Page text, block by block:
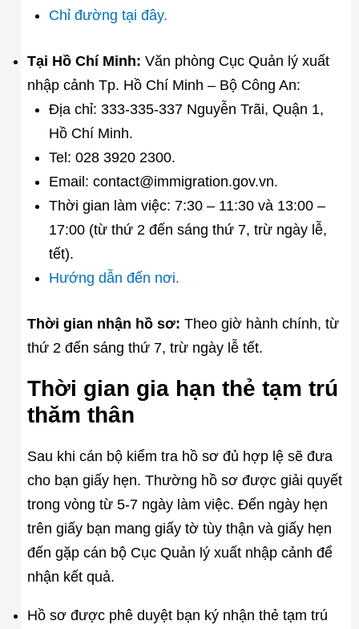
Chỉ đường tại đây.
Tại Hồ Chí Minh: Văn phòng Cục Quản lý xuất
nhập cảnh Tp. Hồ Chí Minh – Bộ Công An:
Địa chỉ: 333-335-337 Nguyễn Trãi, Quận 1,
Hồ Chí Minh.
Tel: 028 3920 2300.
Email: contact@immigration.gov.vn.
Thời gian làm việc: 7:30 – 11:30 và 13:00 –
17:00 (từ thứ 2 đến sáng thứ 7, trừ ngày lễ,
tết).
Hướng dẫn đến nơi.
Thời gian nhận hồ sơ: Theo giờ hành chính, từ
thứ 2 đến sáng thứ 7, trừ ngày lễ tết.
Thời gian gia hạn thẻ tạm trú
thăm thân
Sau khi cán bộ kiểm tra hồ sơ đủ hợp lệ sẽ đưa
cho bạn giấy hẹn. Thường hồ sơ được giải quyết
trong vòng từ 5-7 ngày làm việc. Đến ngày hẹn
trên giấy bạn mang giấy tờ tùy thận và giấy hẹn
đến gặp cán bộ Cục Quản lý xuất nhập cảnh để
nhận kết quả.
Hồ sơ được phê duyệt bạn ký nhận thẻ tạm trú